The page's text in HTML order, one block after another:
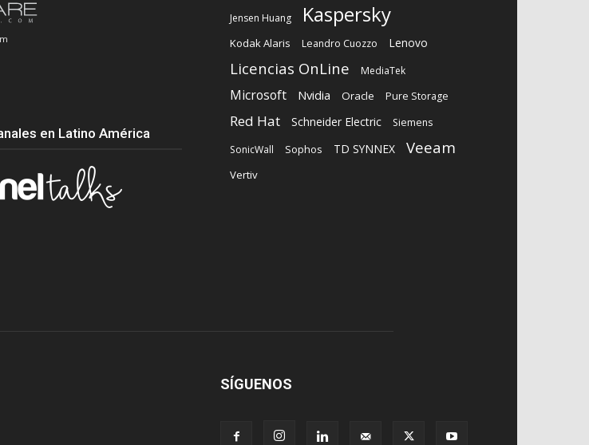
en Latino América
Jensen Huang Kaspersky
Kodak Alaris Leandro Cuozzo Lenovo
Licencias OnLine MediaTek
Microsoft Nvidia Oracle Pure Storage
Red Hat Schneider Electric
Siemens
SonicWall
Sophos TD SYNNEX Veeam
Vertiv
SÍGUENOS